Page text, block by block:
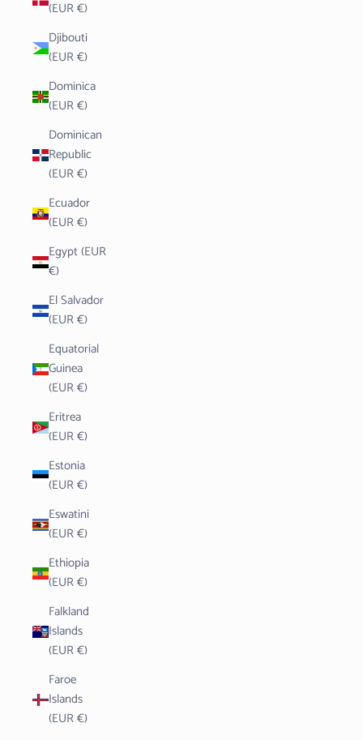
(EUR €)
Djibouti
(EUR €)
Dominica
(EUR €)
Dominican
Republic
(EUR €)
Ecuador
(EUR €)
Egypt (EUR
€)
El Salvador
(EUR €)
Equatorial
Guinea
(EUR €)
Eritrea
(EUR €)
Estonia
(EUR €)
Eswatini
(EUR €)
Ethiopia
(EUR €)
Falkland
Islands
(EUR €)
Faroe
Islands
(EUR €)